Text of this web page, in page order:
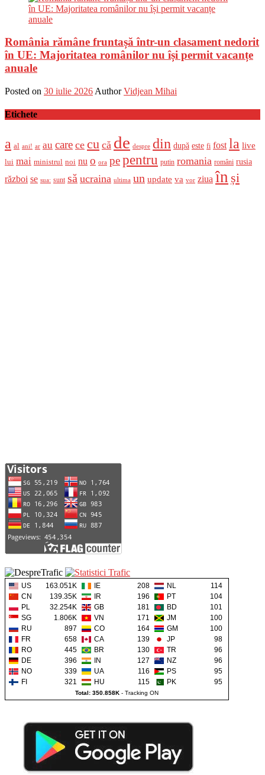
România rămâne fruntașă într-un clasament nedorit
în UE: Majoritatea românilor nu își permit vacanțe
anuale
Posted on 30 iulie 2026 Author Vidjean Mihai
Etichete
a al ani! ar au care ce cu că de despre din după este fi fost la live
lui mai ministrul noi nu o ora pepentru putin romania români rusia
război se sua: sunt să ucraina ultima un update va vor ziua în și
US 163.051K IE 208 NL
114
CN
139.35K IR 196 PT
104
PL
32.254K GB 181 BD
101
SG
1.806K VN 171 JM
100
RU
897 CO 164 GM
100
FR
658 CA 139 JP
98
RO
445 BR 130 TR
96
DE
396 IN 127 NZ
96
NO
339 UA 116 PS
95
FI
321 HU 115 PK 95
Total: 350.858K - Tracking ON